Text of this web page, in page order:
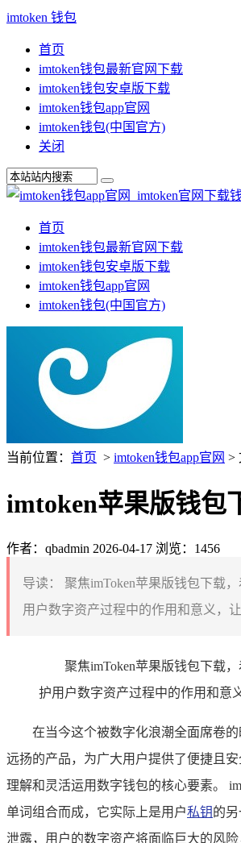
imtoken 钱包
首页
imtoken钱包最新官网下载
imtoken钱包安卓版下载
imtoken钱包app官网
imtoken钱包(中国官方)
关闭
首页
imtoken钱包最新官网下载
imtoken钱包安卓版下载
imtoken钱包app官网
imtoken钱包(中国官方)
当前位置： 首页 > imtoken钱包app官网 >
imtoken苹果版钱包
作者：qbadmin 2026-04-17 浏览：1456
导读：
聚焦imToken苹果版钱包下载
用户数字资产过程中的作用和意义，
聚焦imToken苹果版钱包下载
护用户数字资产过程中的作用和意
在当今这个被数字化浪潮全面席卷
远扬的产品，为广大用户提供了便捷且
理解和灵活运用数字钱包的核心要素。
单词组合而成，它实际上是用户私钥的
泄露，用户的数字资产将面临巨大的风